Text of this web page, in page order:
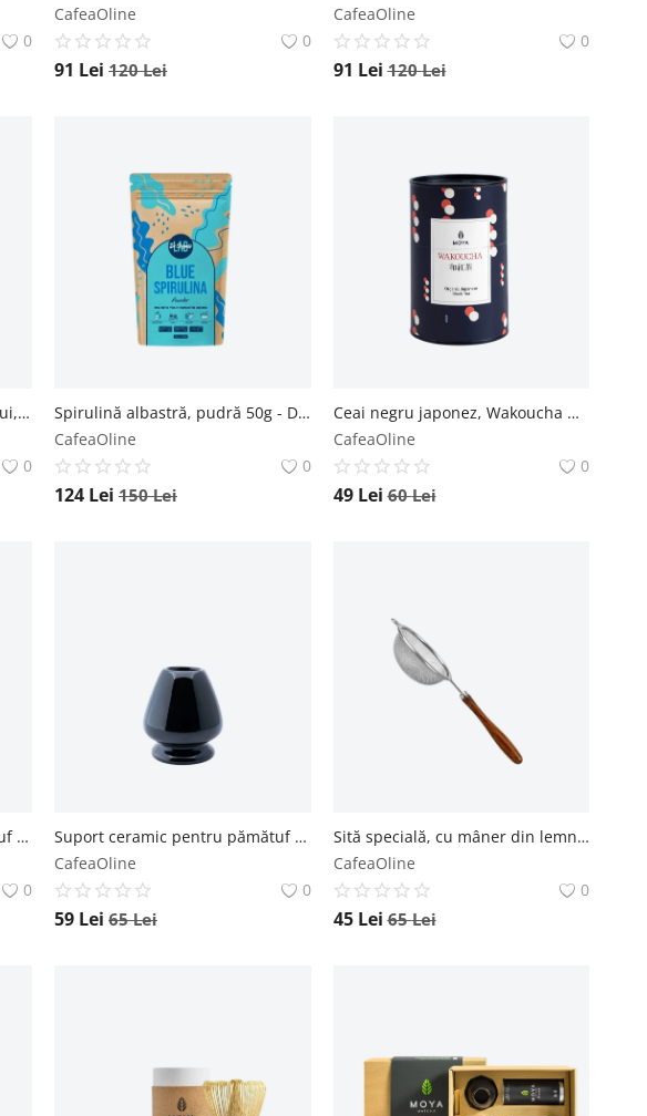
0
CafeaOline
0
91 Lei 120Lei
CafeaOline
0
91 Lei 120Lei
Pudră roz de fructul Dragonului, 70g - Default Title The Organic Lab
0
Spirulină albastră, pudră 50g - Default Title The Organic Lab
CafeaOline
0
124 Lei 150Lei
Ceai negru japonez, Wakoucha Organic 60g - Default Title Moya
CafeaOline
0
49 Lei 60Lei
Suport ceramic pentru pămătuf - Verde Moya
0
Suport ceramic pentru pămătuf - Negru Moya
CafeaOline
0
59 Lei 65Lei
Sită specială, cu mâner din lemn - Default Title Moya
CafeaOline
0
45 Lei 65Lei